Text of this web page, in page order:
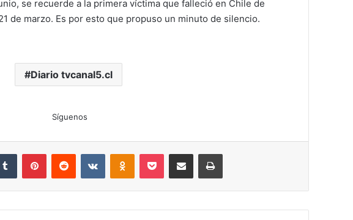
se recuerde a la primera víctima que falleció en Chile de
de marzo. Es por esto que propuso un minuto de silencio.
Diario tvcanal5.cl
Síguenos
Tumblr PinterestReddit VKontakteOdnoklassniki
Pocket Compartir por correo electrónicoImprimir